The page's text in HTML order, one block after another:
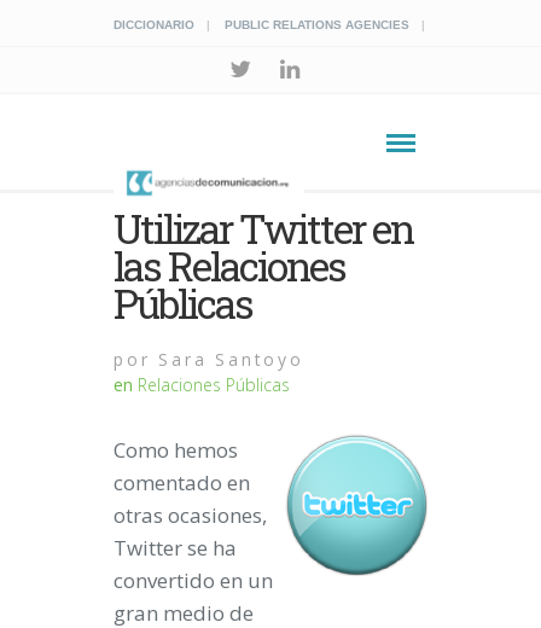
DICCIONARIO PUBLIC RELATIONS AGENCIES
Utilizar Twitter en
las Relaciones
Públicas
por Sara Santoyo
en Relaciones Públicas
Como hemos
comentado en
otras ocasiones,
Twitter se ha
convertido en un
gran medio de